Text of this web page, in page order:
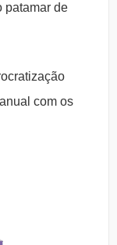
patamar de
com os